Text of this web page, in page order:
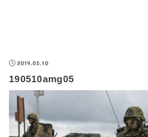
2019.05.10
190510amg05